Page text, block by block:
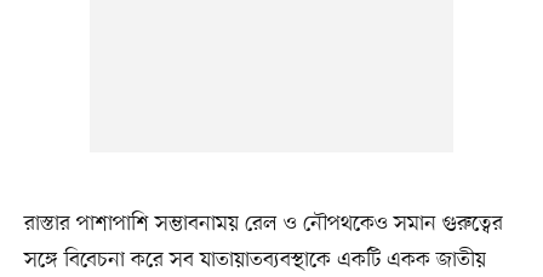
রাস্তার পাশাপাশি সম্ভাবনাময় রেল ও নৌপথকেও সমান গুরুত্বের
সঙ্গে বিবেচনা করে সব যাতায়াতব্যবস্থাকে একটি একক জাতীয়